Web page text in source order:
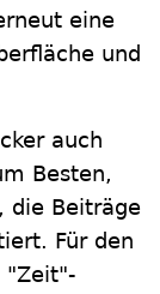
eine
und
auch
Besten,
die Beiträge
Für den
"Zeit"-